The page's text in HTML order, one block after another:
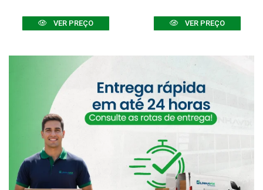
VER PREÇO VER PREÇO